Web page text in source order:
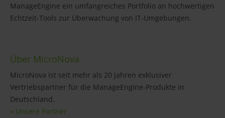
ManageEngine ein umfangreiches Portfolio an hochwertigen
Echtzeit-Tools zur Überwachung von IT-Umgebungen.
Über MicroNova
MicroNova ist seit mehr als 20 Jahren exklusiver
Vertriebspartner für die ManageEngine-Produkte in
Deutschland.
» Unsere Partner